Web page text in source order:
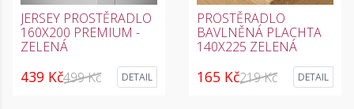
JERSEY PROSTĚRADLO
160X200 PREMIUM -
ZELENÁ
439 Kč499 Kč DETAIL
PROSTĚRADLO
BAVLNĚNÁ PLACHTA
140X225 ZELENÁ
165 Kč219 Kč DETAIL